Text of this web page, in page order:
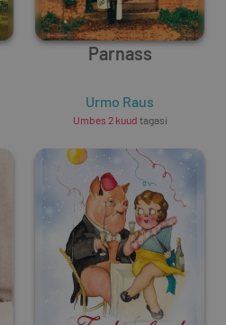
Parnass
Urmo Raus
Umbes 2 kuud tagasi